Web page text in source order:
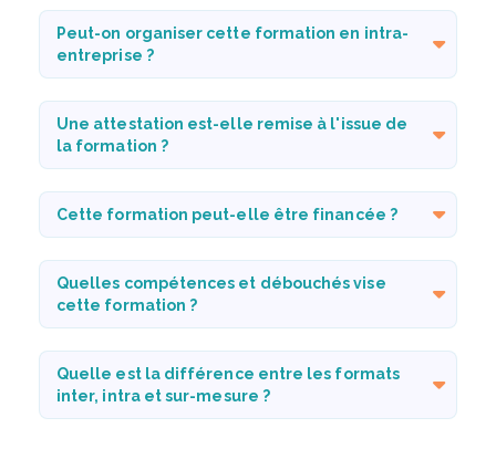
Peut-on organiser cette formation en intra-
entreprise ?
Une attestation est-elle remise à l'issue de
la formation ?
Cette formation peut-elle être financée ?
Quelles compétences et débouchés vise
cette formation ?
Quelle est la différence entre les formats
inter, intra et sur-mesure ?